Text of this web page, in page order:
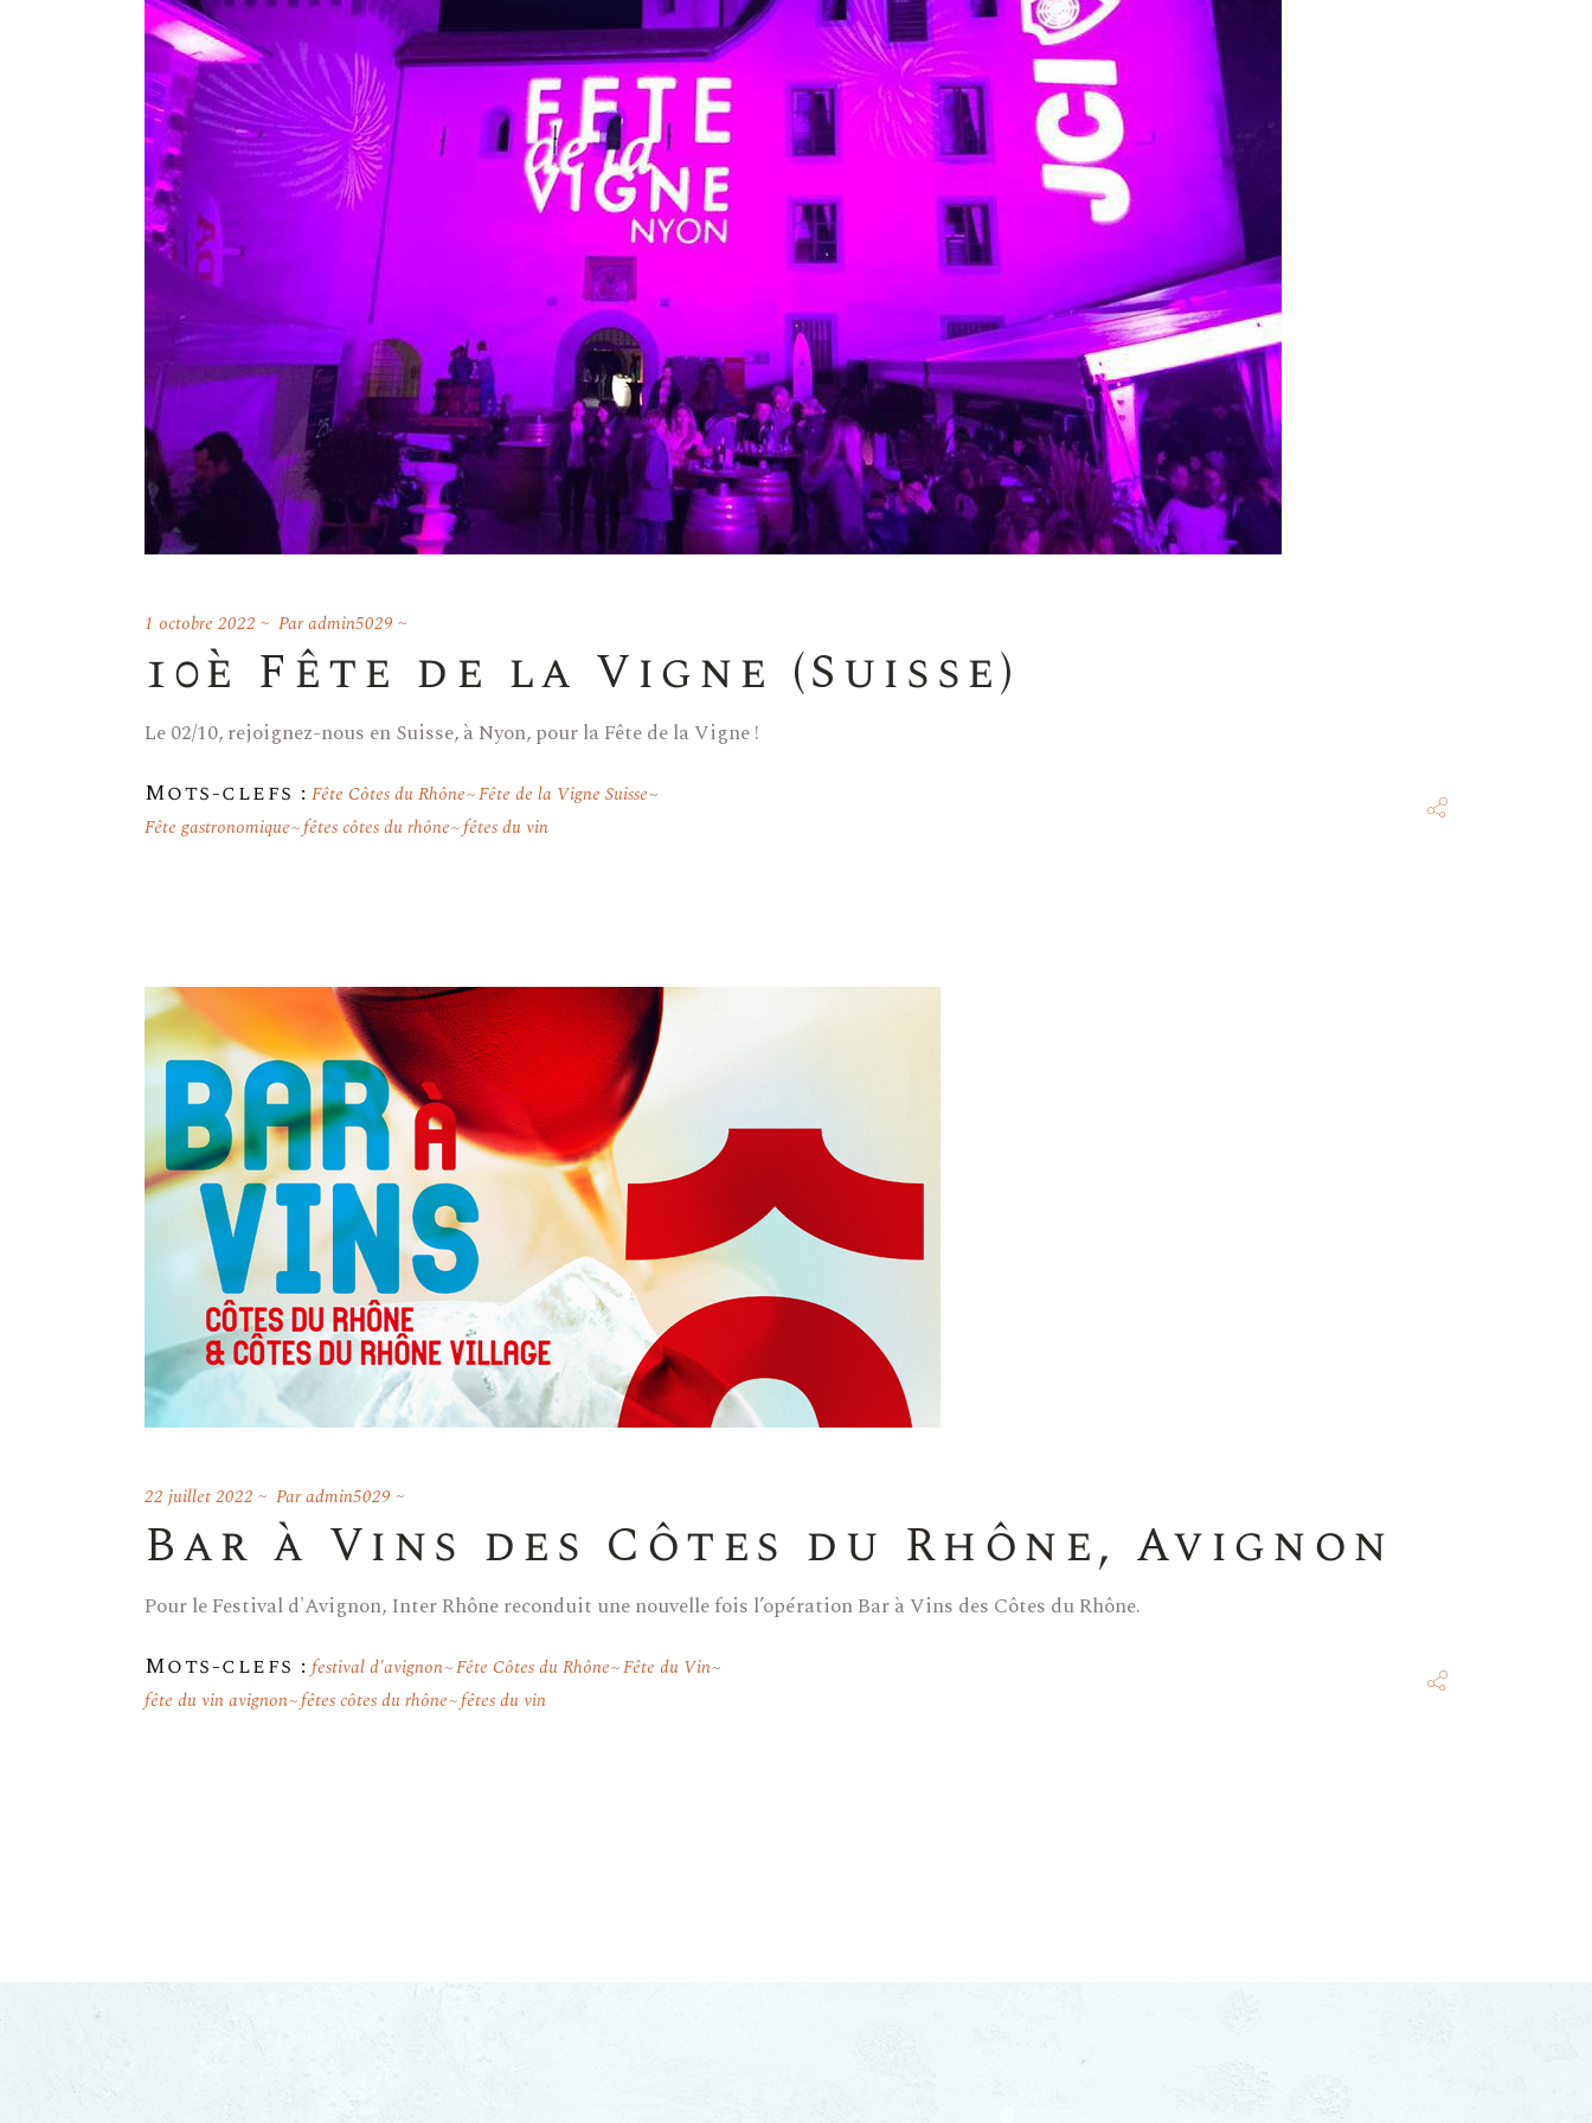
1 octobre 2022 Paradmin5029
10è Fête de la Vigne (Suisse)
Le 02/10, rejoignez-nous en Suisse, à Nyon, pour la Fête de la Vigne !
Mots-clefs : Fête Côtes du Rhône Fête de la Vigne Suisse
Fête gastronomique fêtes côtes du rhône fêtes du vin
22 juillet 2022 Paradmin5029
Bar à Vins des Côtes du Rhône, Avignon
Pour le Festival d'Avignon, Inter Rhône reconduit une nouvelle fois l’opération Bar à Vins des Côtes du Rhône.
Mots-clefs : festival d'avignon Fête Côtes du Rhône Fête du Vin
fête du vin avignon fêtes côtes du rhône fêtes du vin